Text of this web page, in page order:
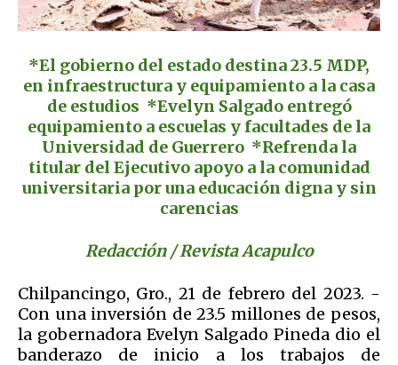
*El gobierno del estado destina 23.5 MDP,
en infraestructura y equipamiento a la casa
de estudios *Evelyn Salgado entregó
equipamiento a escuelas y facultades de la
Universidad de Guerrero *Refrenda la
titular del Ejecutivo apoyo a la comunidad
universitaria por una educación digna y sin
carencias
Redacción / Revista Acapulco
Chilpancingo, Gro., 21 de febrero del 2023. -
Con una inversión de 23.5 millones de pesos,
la gobernadora Evelyn Salgado Pineda dio el
banderazo de inicio a los trabajos de